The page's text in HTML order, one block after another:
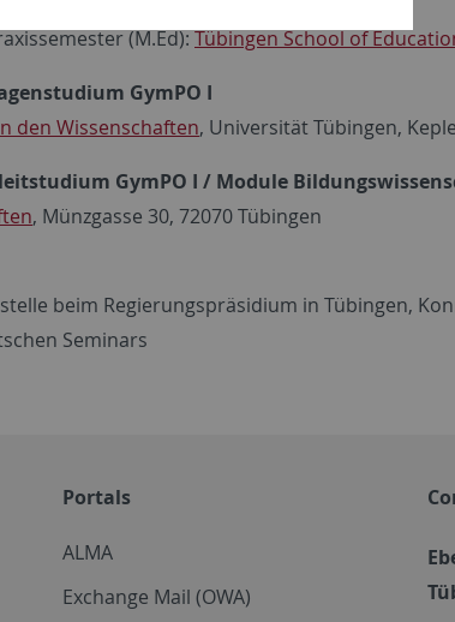
(M.Ed):Tübingen School of
GymPO I
den Wissenschaften, Universität Tübingen,
GymPO I / Module
, Münzgasse 30, 72070 Tübingen
beim Regierungspräsidium in Tübingen,
Seminars
Portals
ALMA
Exchange Mail (OWA)